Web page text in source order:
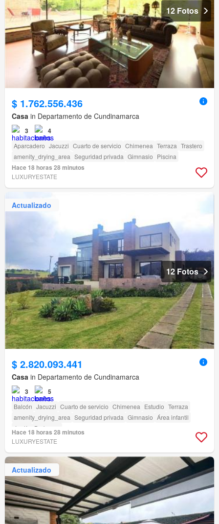
12 Fotos
$ 1.762.556.436
Casa in Departamento de Cundinamarca
3 4
Aparcadero Jacuzzi Cuarto de servicio Chimenea Terraza Trastero
amenity_drying_area Seguridad privada Gimnasio Piscina
Hace 18 horas 28 minutos
LUXURYESTATE
Actualizado
12 Fotos
$ 2.820.093.441
Casa in Departamento de Cundinamarca
3 5
Balcón Jacuzzi Cuarto de servicio Chimenea Estudio Terraza
amenity_drying_area Seguridad privada Gimnasio Área infantil
Jardín
Barbecue
Hace 18 horas 28 minutos
LUXURYESTATE
Actualizado